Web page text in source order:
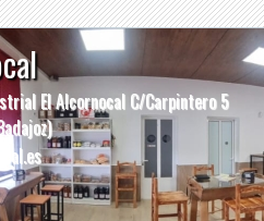
El Alcornocal C/Carpintero 5